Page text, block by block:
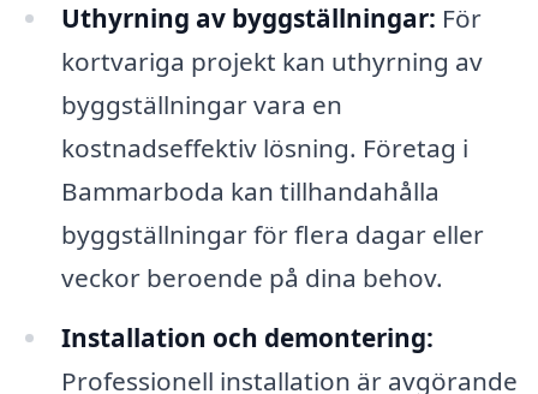
Uthyrning av byggställningar: För
kortvariga projekt kan uthyrning av
byggställningar vara en
kostnadseffektiv lösning. Företag i
Bammarboda kan tillhandahålla
byggställningar för flera dagar eller
veckor beroende på dina behov.
Installation och demontering:
Professionell installation är avgörande